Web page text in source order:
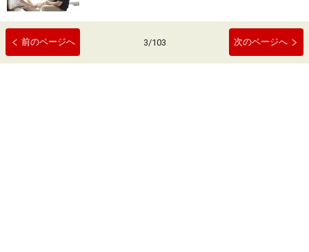
前のページへ 3/103 次のページへ